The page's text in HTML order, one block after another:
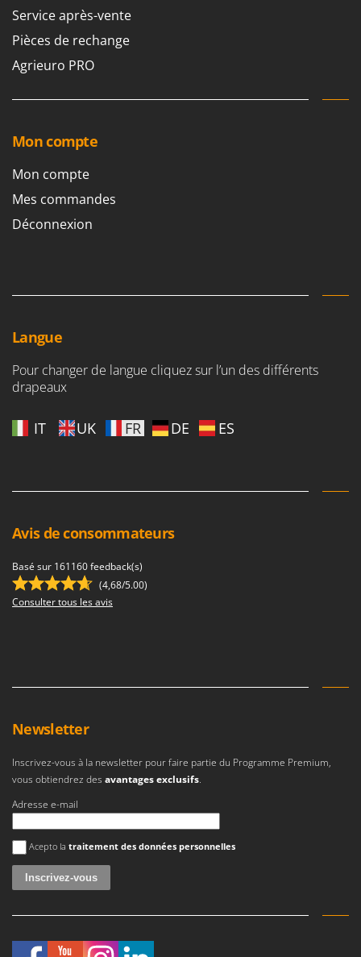
Service après-vente
Pièces de rechange
Agrieuro PRO
Mon compte
Mon compte
Mes commandes
Déconnexion
Langue
Pour changer de langue cliquez sur l’un des différents
drapeaux
IT UK FR DE ES
Avis de consommateurs
Basé sur 161160 feedback(s)
(4,68/5.00)
Consulter tous les avis
Newsletter
Inscrivez-vous à la newsletter pour faire partie du Programme Premium,
vous obtiendrez des avantages exclusifs.
Adresse e-mail
Une erreur est survenue
Acepto la traitement des données personnelles